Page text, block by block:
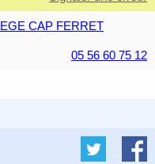
CAP FERRET
05 56 60 75 12